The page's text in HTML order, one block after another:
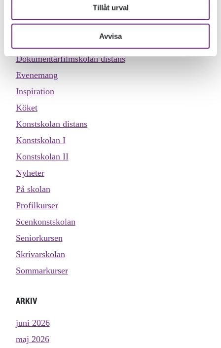
Tillåt urval
Avvisa
Designskolan
Dokumentärfilmskolan distans
Evenemang
Inspiration
Köket
Konstskolan distans
Konstskolan I
Konstskolan II
Nyheter
På skolan
Profilkurser
Scenkonstskolan
Seniorkursen
Skrivarskolan
Sommarkurser
ARKIV
juni 2026
maj 2026